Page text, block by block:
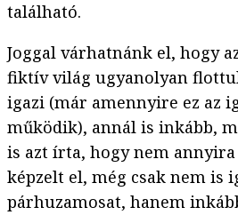
található.
Joggal várhatnánk el, hogy
fiktív világ ugyanolyan
igazi (már amennyire ez az
működik), annál is inkább,
is azt írta, hogy nem
képzelt el, még csak nem is
párhuzamosat, hanem